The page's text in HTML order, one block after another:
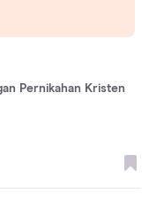
Pernikahan Kristen